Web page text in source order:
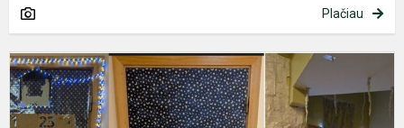
Plačiau